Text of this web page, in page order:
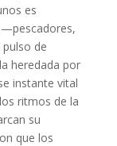
es
de
heredada por
instante vital
ritmos de la
su
que los